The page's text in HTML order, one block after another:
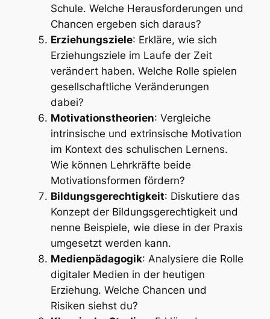
Schule. Welche Herausforderungen und
Chancen ergeben sich daraus?
Erziehungsziele: Erkläre, wie sich
Erziehungsziele im Laufe der Zeit
verändert haben. Welche Rolle spielen
gesellschaftliche Veränderungen
dabei?
Motivationstheorien: Vergleiche
intrinsische und extrinsische Motivation
im Kontext des schulischen Lernens.
Wie können Lehrkräfte beide
Motivationsformen fördern?
Bildungsgerechtigkeit: Diskutiere das
Konzept der Bildungsgerechtigkeit und
nenne Beispiele, wie diese in der Praxis
umgesetzt werden kann.
Medienpädagogik: Analysiere die Rolle
digitaler Medien in der heutigen
Erziehung. Welche Chancen und
Risiken siehst du?